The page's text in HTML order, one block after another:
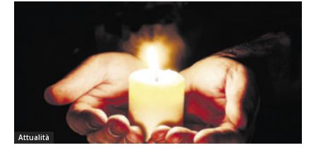
Attualità